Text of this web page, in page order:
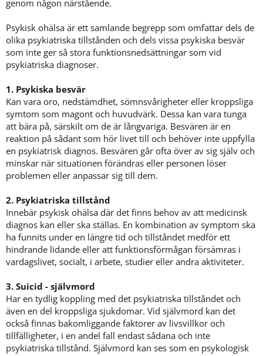
genom någon närstående.
Psykisk ohälsa är ett samlande begrepp som omfattar dels de
olika psykiatriska tillstånden och dels vissa psykiska besvär
som inte ger så stora funktionsnedsättningar som vid
psykiatriska diagnoser.
1. Psykiska besvär
Kan vara oro, nedstämdhet, sömnsvårigheter eller kroppsliga
symtom som magont och huvudvärk. Dessa kan vara tunga
att bära på, särskilt om de är långvariga. Besvären är en
reaktion på sådant som hör livet till och behöver inte uppfylla
en psykiatrisk diagnos. Besvären går ofta över av sig själv och
minskar när situationen förändras eller personen löser
problemen eller anpassar sig till dem.
2. Psykiatriska tillstånd
Innebär psykisk ohälsa där det finns behov av att medicinsk
diagnos kan eller ska ställas. En kombination av symptom ska
ha funnits under en längre tid och tillståndet medför ett
hindrande lidande eller att funktionsförmågan försämras i
vardagslivet, socialt, i arbete, studier eller andra aktiviteter.
3. Suicid - självmord
Har en tydlig koppling med det psykiatriska tillståndet och
även en del kroppsliga sjukdomar. Vid självmord kan det
också finnas bakomliggande faktorer av livsvillkor och
tillfälligheter, i en andel fall endast sådana och inte
psykiatriska tillstånd. Självmord kan ses som en psykologisk